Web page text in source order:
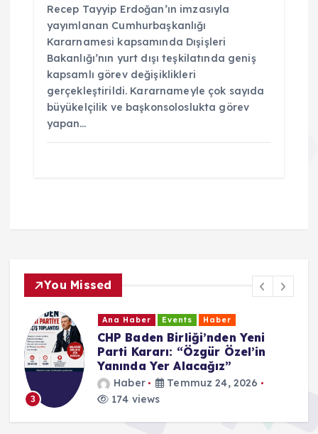
Recep Tayyip Erdoğan’ın imzasıyla
yayımlanan Cumhurbaşkanlığı
Kararnamesi kapsamında Dışişleri
Bakanlığı’nın yurt dışı teşkilatında geniş
kapsamlı görev değişiklikleri
gerçekleştirildi. Kararnameyle çok sayıda
büyükelçilik ve başkonsoloslukta görev
yapan…
You Missed
3
Ana Haber Events Haber
CHP Baden Birliği’nden Yeni
Parti Kararı: “Özgür Özel’in
Yanında Yer Alacağız”
Haber
Temmuz 24, 2026
174 views